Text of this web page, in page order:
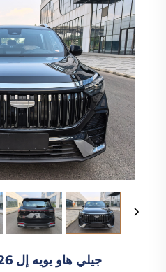
جيلي هاو يويه إل 2026، سبع مقاعد